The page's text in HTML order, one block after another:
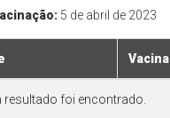
5 de abril de 2023
Vacina
resultado foi encontrado.